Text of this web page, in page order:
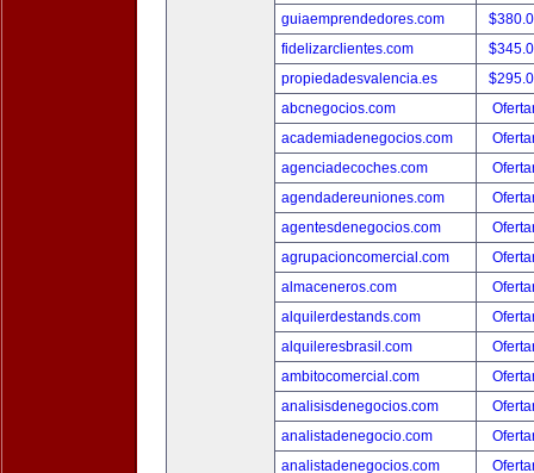
guiaemprendedores.com
fidelizarclientes.com
propiedadesvalencia.es
abcnegocios.com
academiadenegocios.com
agenciadecoches.com
agendadereuniones.com
agentesdenegocios.com
agrupacioncomercial.com
almaceneros.com
alquilerdestands.com
alquileresbrasil.com
ambitocomercial.com
analisisdenegocios.com
analistadenegocio.com
analistadenegocios.com